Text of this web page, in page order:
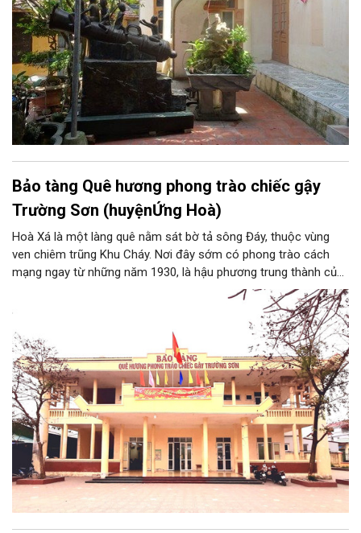
Bảo tàng Quê hương phong trào chiếc gậy
Trường Sơn (huyệnỨng Hoà)
Hoà Xá là một làng quê nằm sát bờ tả sông Đáy, thuộc vùng
ven chiêm trũng Khu Cháy. Nơi đây sớm có phong trào cách
mạng ngay từ những năm 1930, là hậu phương trung thành của
cuộc kháng chiến chống Pháp. Trong công cuộc kháng chiến
chống Mỹ cứu nước, Hòa Xá được xem là quê hương của
phong trào động viên thanh niên lên đường “xẻ dọc Trường Sơn
đi cứu nước” và câu chuyện huyền thoại “chiếc gậy Trường
Sơn”.